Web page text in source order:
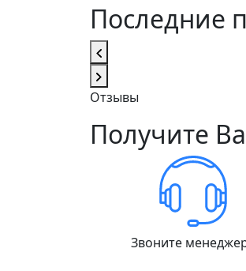
Последние
Отзывы
Получите
Звоните